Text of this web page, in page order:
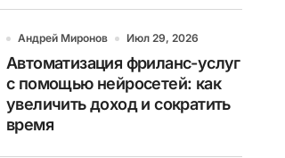
Андрей Миронов Июл 29, 2026
Автоматизация фриланс-услуг
с помощью нейросетей: как
увеличить доход и сократить
время